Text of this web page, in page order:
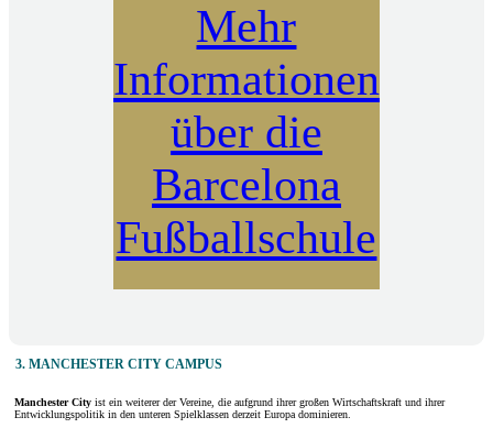
Mehr
Informationen
über die
Barcelona
Fußballschule
3. MANCHESTER CITY CAMPUS
Manchester City ist ein weiterer der Vereine, die aufgrund ihrer großen Wirtschaftskraft und ihrer
Entwicklungspolitik in den unteren Spielklassen derzeit Europa dominieren.